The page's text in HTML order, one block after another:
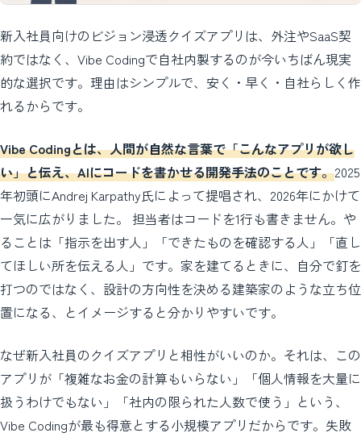
新入社員向けのビジョン浸透クイズアプリは、外注やSaaS契
約ではなく、Vibe Codingで自社内製するのが今いちばん現実
的な選択です。理由はシンプルで、安く・早く・自社らしく作
れるからです。
Vibe Codingとは、人間が自然な言葉で「こんなアプリが欲し
い」と伝え、AIにコードを書かせる開発手法のことです。2025
年初頭にAndrej Karpathy氏によって提唱され、2026年にかけて
一気に広がりました。 担当者はコードを1行も書きません。や
ることは「指示を出す人」「できたものを確認する人」「直し
てほしい所を伝える人」です。家を建てるときに、自分で釘を
打つのではなく、設計の方向性を決める建築家のような立ち位
置になる、とイメージすると分かりやすいです。
なぜ新入社員のクイズアプリと相性がいいのか。それは、この
アプリが「複雑なお金の計算もいらない」「個人情報を大量に
扱うわけでもない」「社内の限られた人数で使う」という、
Vibe Codingが最も得意とする小規模アプリだからです。失敗